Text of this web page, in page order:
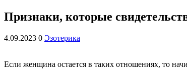
Признаки, которые
4.09.2023 0 Эзотерика
Если женщина остается в таких отношениях, то